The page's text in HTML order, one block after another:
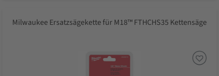
Milwaukee Ersatzsägekette für M18™ FTHCHS35 Kettensäge